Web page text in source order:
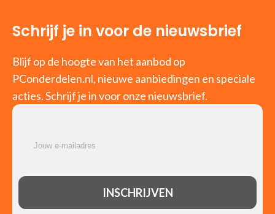
Schrijf je in voor de nieuwsbrief
Blijf op de hoogte van het aanbod op
PConderdelen.nl, nieuwe aanbiedingen en speciale
acties. Schrijf je in voor onze nieuwsbrief.